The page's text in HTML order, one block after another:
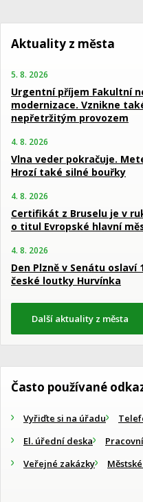
Aktuality z města
5. 8. 2026
Urgentní příjem Fakultní
modernizace. Vznikne
nepřetržitým provozem
4. 8. 2026
Vlna veder pokračuje.
Hrozí také silné bouřky
4. 8. 2026
Certifikát z Bruselu je v
o titul Evropské hlavní
4. 8. 2026
Den Plzně v Senátu
české loutky Hurvínka
Další aktuality z města
Často používané
Vyřiďte si na úřadu
El. úřední deska
Veřejné zakázky